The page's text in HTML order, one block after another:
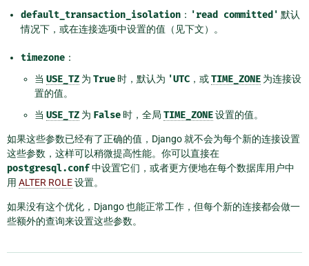
default_transaction_isolation ： 'read committed' 默认
情况下，或在连接选项中设置的值（见下文）。
timezone ：
当 USE_TZ 为 True 时，默认为 'UTC ，或TIME_ZONE 为连接设
置的值。
当 USE_TZ 为 False 时，全局 TIME_ZONE设置的值。
如果这些参数已经有了正确的值，Django 就不会为每个新的连接设置
这些参数，这样可以稍微提高性能。你可以直接在
postgresql.conf中设置它们，或者更方便地在每个数据库用户中
用 ALTER ROLE设置。
如果没有这个优化，Django 也能正常工作，但每个新的连接都会做一
些额外的查询来设置这些参数。